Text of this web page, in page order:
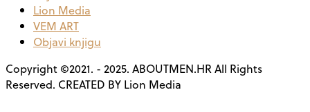
Lion Media
VEM ART
Objavi knjigu
Copyright ©2021. - 2025. ABOUTMEN.HR All Rights
Reserved. CREATED BY Lion Media